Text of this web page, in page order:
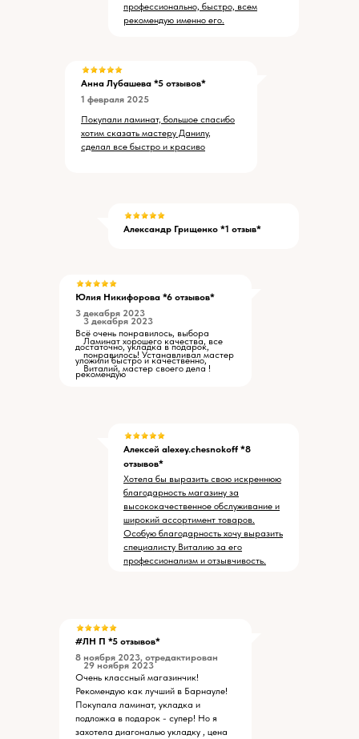
Анна Лубашева *5 отзывов*
1 февраля 2025
Покупали ламинат, большое спасибо
хотим сказать мастеру Данилу,
сделал все быстро и красиво
профессионально, быстро, всем
рекомендую именно его.
Юлия Никифорова *6 отзывов*
3 декабря 2023
Всё очень понравилось, выбора
достаточно, укладка в подарок,
уложили быстро и качественно,
рекомендую
Александр Грищенко *1 отзыв*
Ламинат хорошего качества, все
понравилось! Устанавливал мастер
Виталий, мастер своего дела !
3 декабря 2023
#ЛН П *5 отзывов*
8 ноября 2023, отредактирован
Очень классный магазинчик!
Рекомендую как лучший в Барнауле!
Покупала ламинат, укладка и
подложка в подарок - супер! Но я
захотела диагональю укладку , цена
Алексей alexey.chesnokoff *8
отзывов*
Хотела бы выразить свою искреннюю
благодарность магазину за
высококачественное обслуживание и
широкий ассортимент товаров.
Особую благодарность хочу выразить
специалисту Виталию за его
профессионализм и отзывчивость.
29 ноября 2023